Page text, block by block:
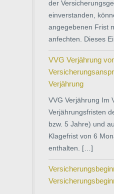
der
einverstanden,
angegebenen Frist
anfechten. Dieses
VVG Verjährung
Verjährung
VVG Verjährung Im
Verjährungsfristen
bzw. 5 Jahre) und
Klagefrist von 6
enthalten. […]